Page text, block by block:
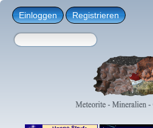
Einloggen Registrieren